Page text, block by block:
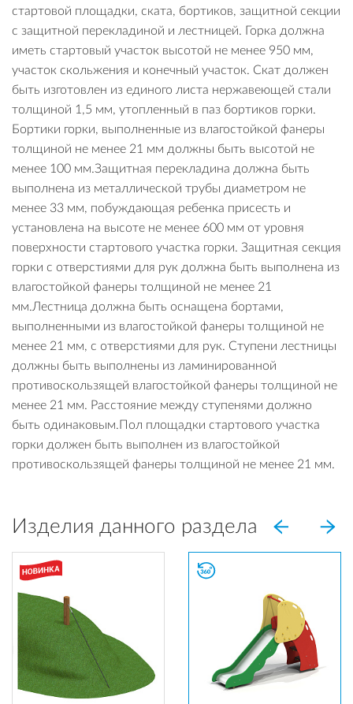
стартовой площадки, ската, бортиков, защитной секции
с защитной перекладиной и лестницей. Горка должна
иметь стартовый участок высотой не менее 950 мм,
участок скольжения и конечный участок. Скат должен
быть изготовлен из единого листа нержавеющей стали
толщиной 1,5 мм, утопленный в паз бортиков горки.
Бортики горки, выполненные из влагостойкой фанеры
толщиной не менее 21 мм должны быть высотой не
менее 100 мм.Защитная перекладина должна быть
выполнена из металлической трубы диаметром не
менее 33 мм, побуждающая ребенка присесть и
установлена на высоте не менее 600 мм от уровня
поверхности стартового участка горки. Защитная секция
горки с отверстиями для рук должна быть выполнена из
влагостойкой фанеры толщиной не менее 21
мм.Лестница должна быть оснащена бортами,
выполненными из влагостойкой фанеры толщиной не
менее 21 мм, с отверстиями для рук. Ступени лестницы
должны быть выполнены из ламинированной
противоскользящей влагостойкой фанеры толщиной не
менее 21 мм. Расстояние между ступенями должно
быть одинаковым.Пол площадки стартового участка
горки должен быть выполнен из влагостойкой
противоскользящей фанеры толщиной не менее 21 мм.
Изделия данного раздела